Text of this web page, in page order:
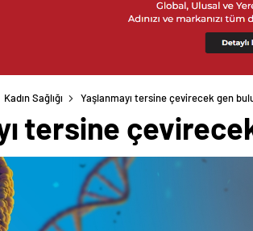
Kadın Sağlığı Yaşlanmayı tersine çevirecek gen
tersine